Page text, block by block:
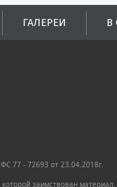
ГАЛЕРЕИ В
77 - 72693 от 23.04.2018г.
заимствован